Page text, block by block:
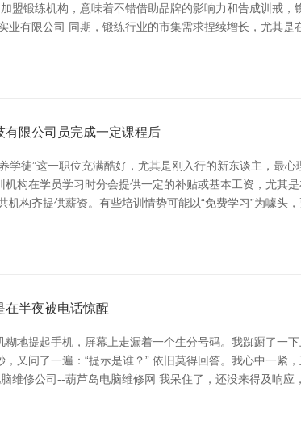
盟锻练机构，意味着不错借助品牌的影响力和告成训戒
业有限公司 同期，锻练行业的市集需求捏续增长，尤其
有限公司员完成一定课程后
学徒”这一职位充满酷好，尤其是刚入行的新东谈主，最
构在学员学习时分会提供一定的补贴或基本工资，尤
机构齐提供薪资。有些培训情势可能以“免费学习”为噱头
在半夜被电话惊醒
地提起手机，屏幕上走漏着一个生分号码。我踟蹰了一
又问了一遍：“提示是谁？” 依旧莫得回答。我心中一
维修公司--葫芦岛电脑维修网 我呆住了，还没来得及响应